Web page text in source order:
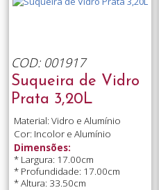
COD: 001917
Suqueira de Vidro
Prata 3,20L
Material: Vidro e Alumínio
Cor: Incolor e Alumínio
Dimensões:
* Largura: 17.00cm
* Profundidade: 17.00cm
* Altura: 33.50cm